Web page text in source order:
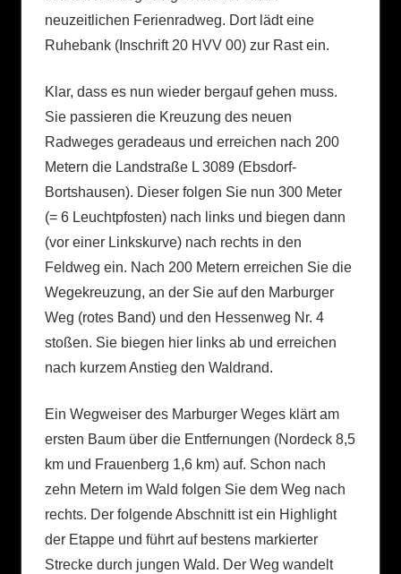
neuzeitlichen Ferienradweg. Dort lädt eine
Ruhebank (Inschrift 20 HVV 00) zur Rast ein.
Klar, dass es nun wieder bergauf gehen muss.
Sie passieren die Kreuzung des neuen
Radweges geradeaus und erreichen nach 200
Metern die Landstraße L 3089 (Ebsdorf-
Bortshausen). Dieser folgen Sie nun 300 Meter
(= 6 Leuchtpfosten) nach links und biegen dann
(vor einer Linkskurve) nach rechts in den
Feldweg ein. Nach 200 Metern erreichen Sie die
Wegekreuzung, an der Sie auf den Marburger
Weg (rotes Band) und den Hessenweg Nr. 4
stoßen. Sie biegen hier links ab und erreichen
nach kurzem Anstieg den Waldrand.
Ein Wegweiser des Marburger Weges klärt am
ersten Baum über die Entfernungen (Nordeck 8,5
km und Frauenberg 1,6 km) auf. Schon nach
zehn Metern im Wald folgen Sie dem Weg nach
rechts. Der folgende Abschnitt ist ein Highlight
der Etappe und führt auf bestens markierter
Strecke durch jungen Wald. Der Weg wandelt